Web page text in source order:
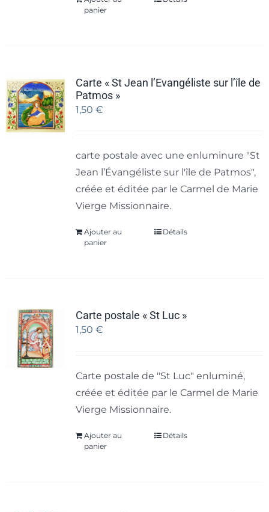
panier
Carte « St Jean l’Evangéliste sur l’île de
Patmos »
1,50 €
carte postale avec une enluminure "St
Jean l’Évangéliste sur l'île de Patmos",
créée et éditée par le Carmel de Marie
Vierge Missionnaire.
Ajouter au
panier
Détails
Carte postale « St Luc »
1,50 €
Carte postale de "St Luc" enluminé,
créée et éditée par le Carmel de Marie
Vierge Missionnaire.
Ajouter au
panier
Détails